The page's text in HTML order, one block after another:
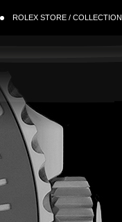
ROLEX STORE / COLLECTION